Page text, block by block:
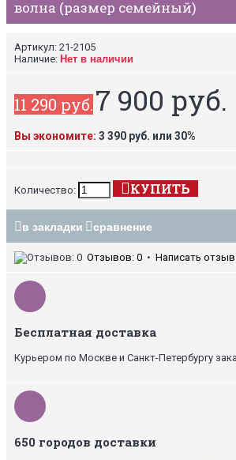
волна (размер семейный)
Артикул: 21-2105
Наличие: Нет в наличии
11 290 руб.7 900 руб.
Вы экономите: 3 390 руб. или 30%
Количество: КУПИТЬ
в закладки сравнение
Отзывов: 0 • Написать отзыв
Бесплатная доставка
Курьером по Москве и Санкт-Петербургу
650 городов доставки